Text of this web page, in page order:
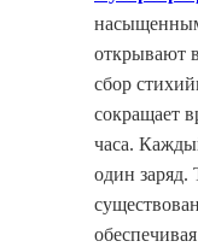
открывают
сбор
сокращает
часа.
один заряд.